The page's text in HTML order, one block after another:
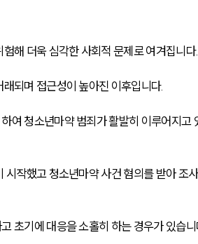
해 더욱 심각한 사회적 문제로 여겨집니다.
되며 접근성이 높아진 이후입니다.
여 청소년마약 범죄가 활발히 이루어지고
작했고 청소년마약 사건 혐의를 받아 조사
초기에 대응을 소홀히 하는 경우가 있습